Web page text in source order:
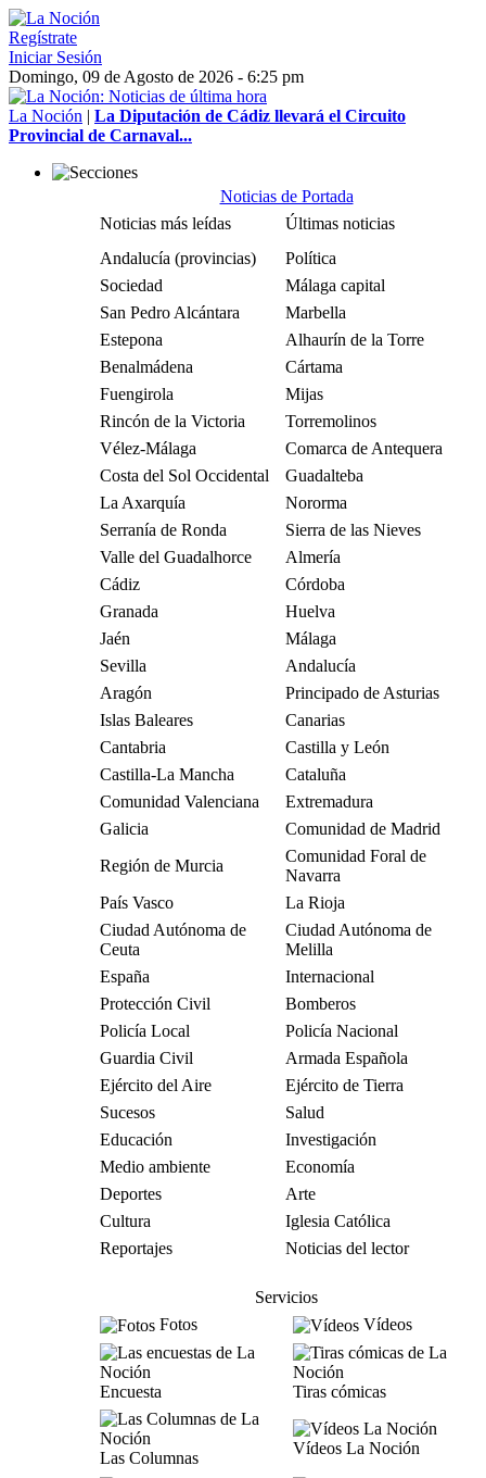
Regístrate
Iniciar Sesión
Domingo, 09 de Agosto de 2026 - 6:25 pm
La Noción | La Diputación de Cádiz llevará el Circuito
Provincial de Carnaval...
Noticias de Portada
Noticias más leídas
Últimas noticias
Andalucía (provincias)
Política
Sociedad
Málaga capital
San Pedro Alcántara
Marbella
Estepona
Alhaurín de la Torre
Benalmádena
Cártama
Fuengirola
Mijas
Rincón de la Victoria
Torremolinos
Vélez-Málaga
Comarca de Antequera
Costa del Sol Occidental
Guadalteba
La Axarquía
Nororma
Serranía de Ronda
Sierra de las Nieves
Valle del Guadalhorce
Almería
Cádiz
Córdoba
Granada
Huelva
Jaén
Málaga
Sevilla
Andalucía
Aragón
Principado de Asturias
Islas Baleares
Canarias
Cantabria
Castilla y León
Castilla-La Mancha
Cataluña
Comunidad Valenciana
Extremadura
Galicia
Comunidad de Madrid
Región de Murcia
Comunidad Foral de
Navarra
País Vasco
La Rioja
Ciudad Autónoma de
Ceuta
Ciudad Autónoma de
Melilla
España
Internacional
Protección Civil
Bomberos
Policía Local
Policía Nacional
Guardia Civil
Armada Española
Ejército del Aire
Ejército de Tierra
Sucesos
Salud
Educación
Investigación
Medio ambiente
Economía
Deportes
Arte
Cultura
Iglesia Católica
Reportajes
Noticias del lector
Servicios
Fotos
Vídeos
Encuesta Tiras cómicas
Las Columnas
Vídeos La Noción